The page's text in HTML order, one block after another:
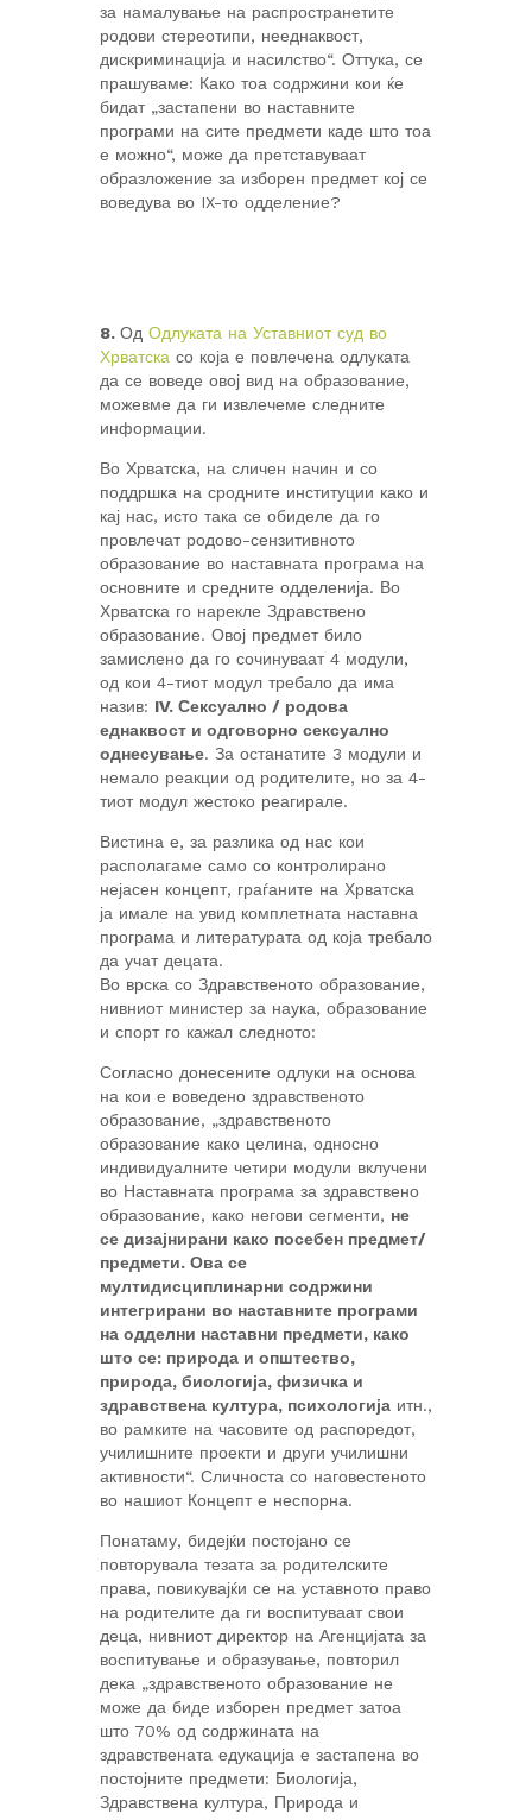
за намалување на распространетите
родови стереотипи, нееднаквост,
дискриминација и насилство“. Оттука, се
прашуваме: Како тоа содржини кои ќе
бидат „застапени во наставните
програми на сите предмети каде што тоа
е можно“, може да претставуваат
образложение за изборен предмет кој се
воведува во IX-то одделение?
8. Од Одлуката на Уставниот суд во
Хрватска со која е повлечена одлуката
да се воведе овој вид на образование,
можевме да ги извлечеме следните
информации.
Во Хрватска, на сличен начин и со
поддршка на сродните институции како и
кај нас, исто така се обиделе да го
провлечат родово-сензитивното
образование во наставната програма на
основните и средните одделенија. Во
Хрватска го нарекле Здравствено
образование. Овој предмет било
замислено да го сочинуваат 4 модули,
од кои 4-тиот модул требало да има
назив: IV. Сексуално / родова
еднаквост и одговорно сексуално
однесување. За останатите 3 модули и
немало реакции од родителите, но за 4-
тиот модул жестоко реагирале.
Вистина е, за разлика од нас кои
располагаме само со контролирано
нејасен концепт, граѓаните на Хрватска
ја имале на увид комплетната наставна
програма и литературата од која требало
да учат децата.
Во врска со Здравственото образование,
нивниот министер за наука, образование
и спорт го кажал следното:
Согласно донесените одлуки на основа
на кои е воведено здравственото
образование, „здравственото
образование како целина, односно
индивидуалните четири модули вклучени
во Наставната програма за здравствено
образование, како негови сегменти, не
се дизајнирани како посебен предмет/
предмети. Ова се
мултидисциплинарни содржини
интегрирани во наставните програми
на одделни наставни предмети, како
што се: природа и општество,
природа, биологија, физичка и
здравствена култура, психологија итн.,
во рамките на часовите од распоредот,
училишните проекти и други училишни
активности“. Сличноста со наговестеното
во нашиот Концепт е неспорна.
Понатаму, бидејќи постојано се
повторувала тезата за родителските
права, повикувајќи се на уставното право
на родителите да ги воспитуваат свои
деца, нивниот директор на Агенцијата за
воспитување и образување, повторил
дека „здравственото образование не
може да биде изборен предмет затоа
што 70% од содржината на
здравствената едукација е застапена во
постојните предмети: Биологија,
Здравствена култура, Природа и